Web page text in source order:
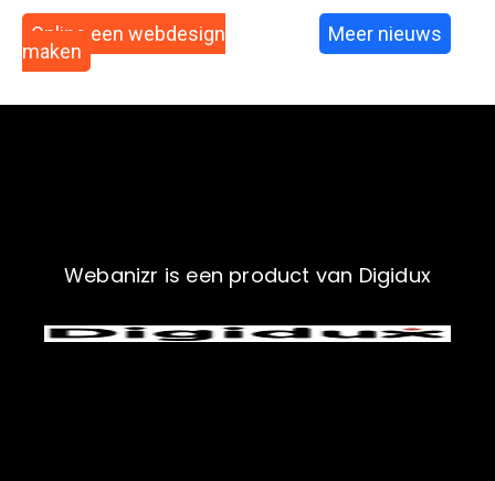
Online een webdesign
maken
Meer nieuws
Webanizr is een product van Digidux